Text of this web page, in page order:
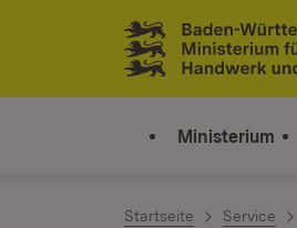
Zum Inhalt springen
Link zur Startseite
Ministerium
Startseite Service